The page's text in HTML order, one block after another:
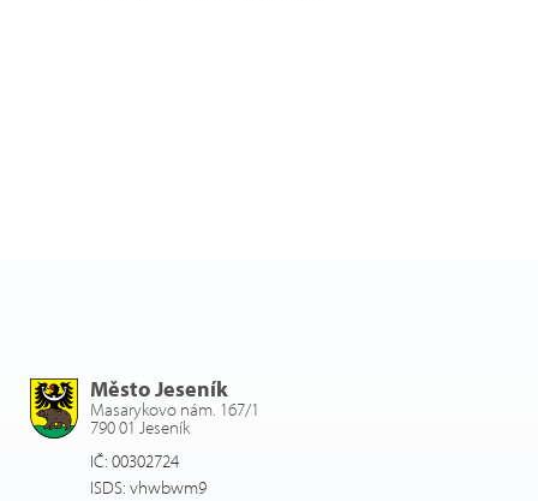
Město Jeseník
Masarykovo nám. 167/1
790 01 Jeseník
IČ: 00302724
ISDS: vhwbwm9